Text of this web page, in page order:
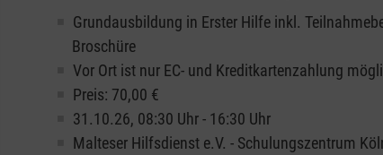
Grundausbildung in Erster Hilfe inkl.
Broschüre
Vor Ort ist nur EC- und Kreditkartenzahlung
Preis: 70,00 €
31.10.26, 08:30 Uhr - 16:30 Uhr
Malteser Hilfsdienst e.V. - Schulungszentrum